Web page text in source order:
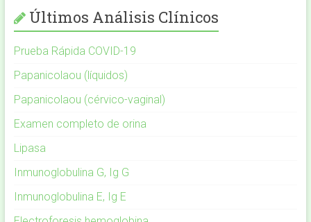
Últimos Análisis Clínicos
Prueba Rápida COVID-19
Papanicolaou (líquidos)
Papanicolaou (cérvico-vaginal)
Examen completo de orina
Lipasa
Inmunoglobulina G, Ig G
Inmunoglobulina E, Ig E